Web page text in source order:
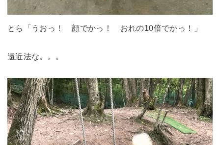
とら「うおっ！ 顔でかっ！ おれの10倍でかっ！」
遠近法な。。。